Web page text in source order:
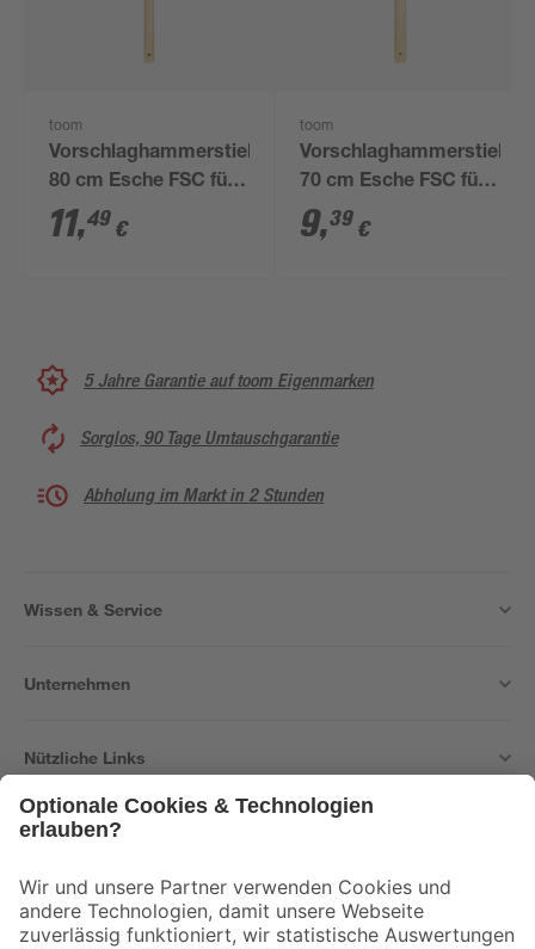
toom
Vorschlaghammerstiel
80 cm Esche FSC für
bis 5 kg
11,49 €
toom
Vorschlaghammerstiel
70 cm Esche FSC für
bis 4 kg
9,39 €
5 Jahre Garantie auf toom Eigenmarken
Sorglos, 90 Tage Umtauschgarantie
Abholung im Markt in 2 Stunden
Wissen & Service
Unternehmen
Nützliche Links
Der toom Newsletter: Keine Angebote und Aktionen mehr verpassen!
Zur Newsletter Anmeldung